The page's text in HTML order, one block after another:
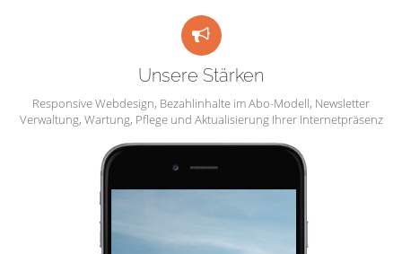
Unsere Stärken
Responsive Webdesign, Bezahlinhalte im Abo-Modell, Newsletter
Verwaltung, Wartung, Pflege und Aktualisierung Ihrer Internetpräsenz